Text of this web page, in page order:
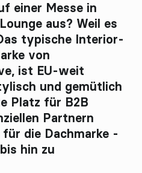
einer Messe in
aus? Weil es
typische Interior-
von
ist EU-weit
und gemütlich
Platz für B2B
Partnern
die Dachmarke -
hin zu